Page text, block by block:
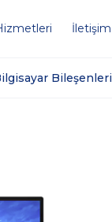
İletişim
Bileşenleri